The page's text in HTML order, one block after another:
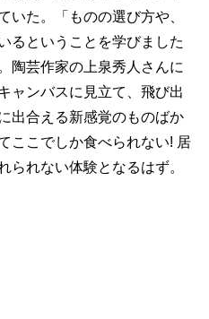
いた。「ものの選び方や、
るということを学びました
陶芸作家の上泉秀人さんに
ャンバスに見立て、飛び出
出合える新感覚のものばか
ここでしか食べられない! 居
られない体験となるはず。